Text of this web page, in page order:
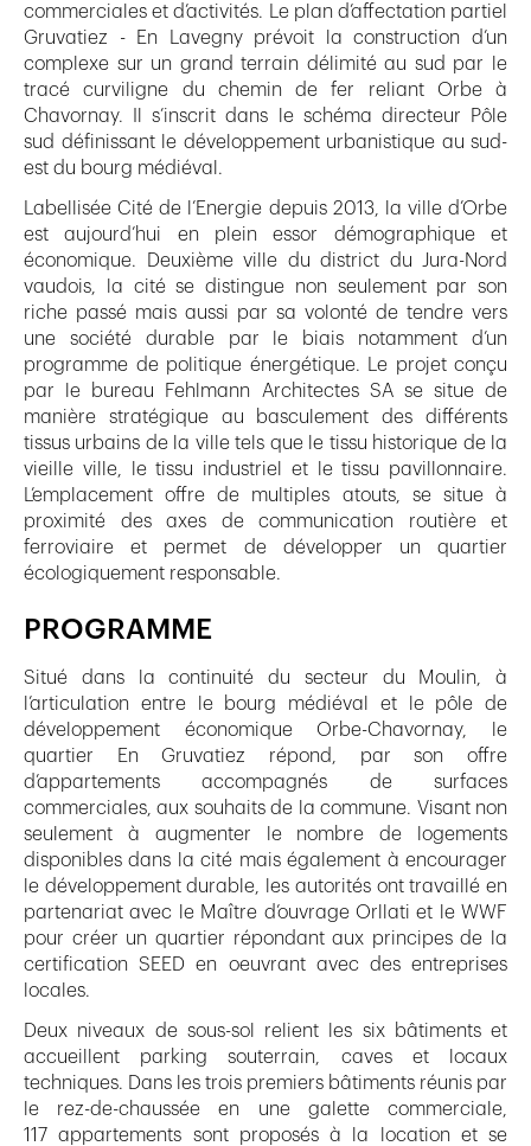
commerciales et d’activités. Le plan d’affectation partiel
Gruvatiez - En Lavegny prévoit la construction d’un
complexe sur un grand terrain délimité au sud par le
tracé curviligne du chemin de fer reliant Orbe à
Chavornay. Il s’inscrit dans le schéma directeur Pôle
sud définissant le développement urbanistique au sud-
est du bourg médiéval.
Labellisée Cité de l’Energie depuis 2013, la ville d’Orbe
est aujourd’hui en plein essor démographique et
économique. Deuxième ville du district du Jura-Nord
vaudois, la cité se distingue non seulement par son
riche passé mais aussi par sa volonté de tendre vers
une société durable par le biais notamment d’un
programme de politique énergétique. Le projet conçu
par le bureau Fehlmann Architectes SA se situe de
manière stratégique au basculement des différents
tissus urbains de la ville tels que le tissu historique de la
vieille ville, le tissu industriel et le tissu pavillonnaire.
L’emplacement offre de multiples atouts, se situe à
proximité des axes de communication routière et
ferroviaire et permet de développer un quartier
écologiquement responsable.
PROGRAMME
Situé dans la continuité du secteur du Moulin, à
l’articulation entre le bourg médiéval et le pôle de
développement économique Orbe-Chavornay, le
quartier En Gruvatiez répond, par son offre
d’appartements accompagnés de surfaces
commerciales, aux souhaits de la commune. Visant non
seulement à augmenter le nombre de logements
disponibles dans la cité mais également à encourager
le développement durable, les autorités ont travaillé en
partenariat avec le Maître d’ouvrage Orllati et le WWF
pour créer un quartier répondant aux principes de la
certification SEED en oeuvrant avec des entreprises
locales.
Deux niveaux de sous-sol relient les six bâtiments et
accueillent parking souterrain, caves et locaux
techniques. Dans les trois premiers bâtiments réunis par
le rez-de-chaussée en une galette commerciale,
117 appartements sont proposés à la location et se